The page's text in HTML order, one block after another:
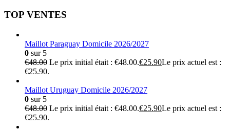
TOP VENTES
Maillot Paraguay Domicile 2026/2027
0 sur 5
€48.00 Le prix initial était : €48.00.€25.90Le prix actuel est :
€25.90.
Maillot Uruguay Domicile 2026/2027
0 sur 5
€48.00 Le prix initial était : €48.00.€25.90Le prix actuel est :
€25.90.